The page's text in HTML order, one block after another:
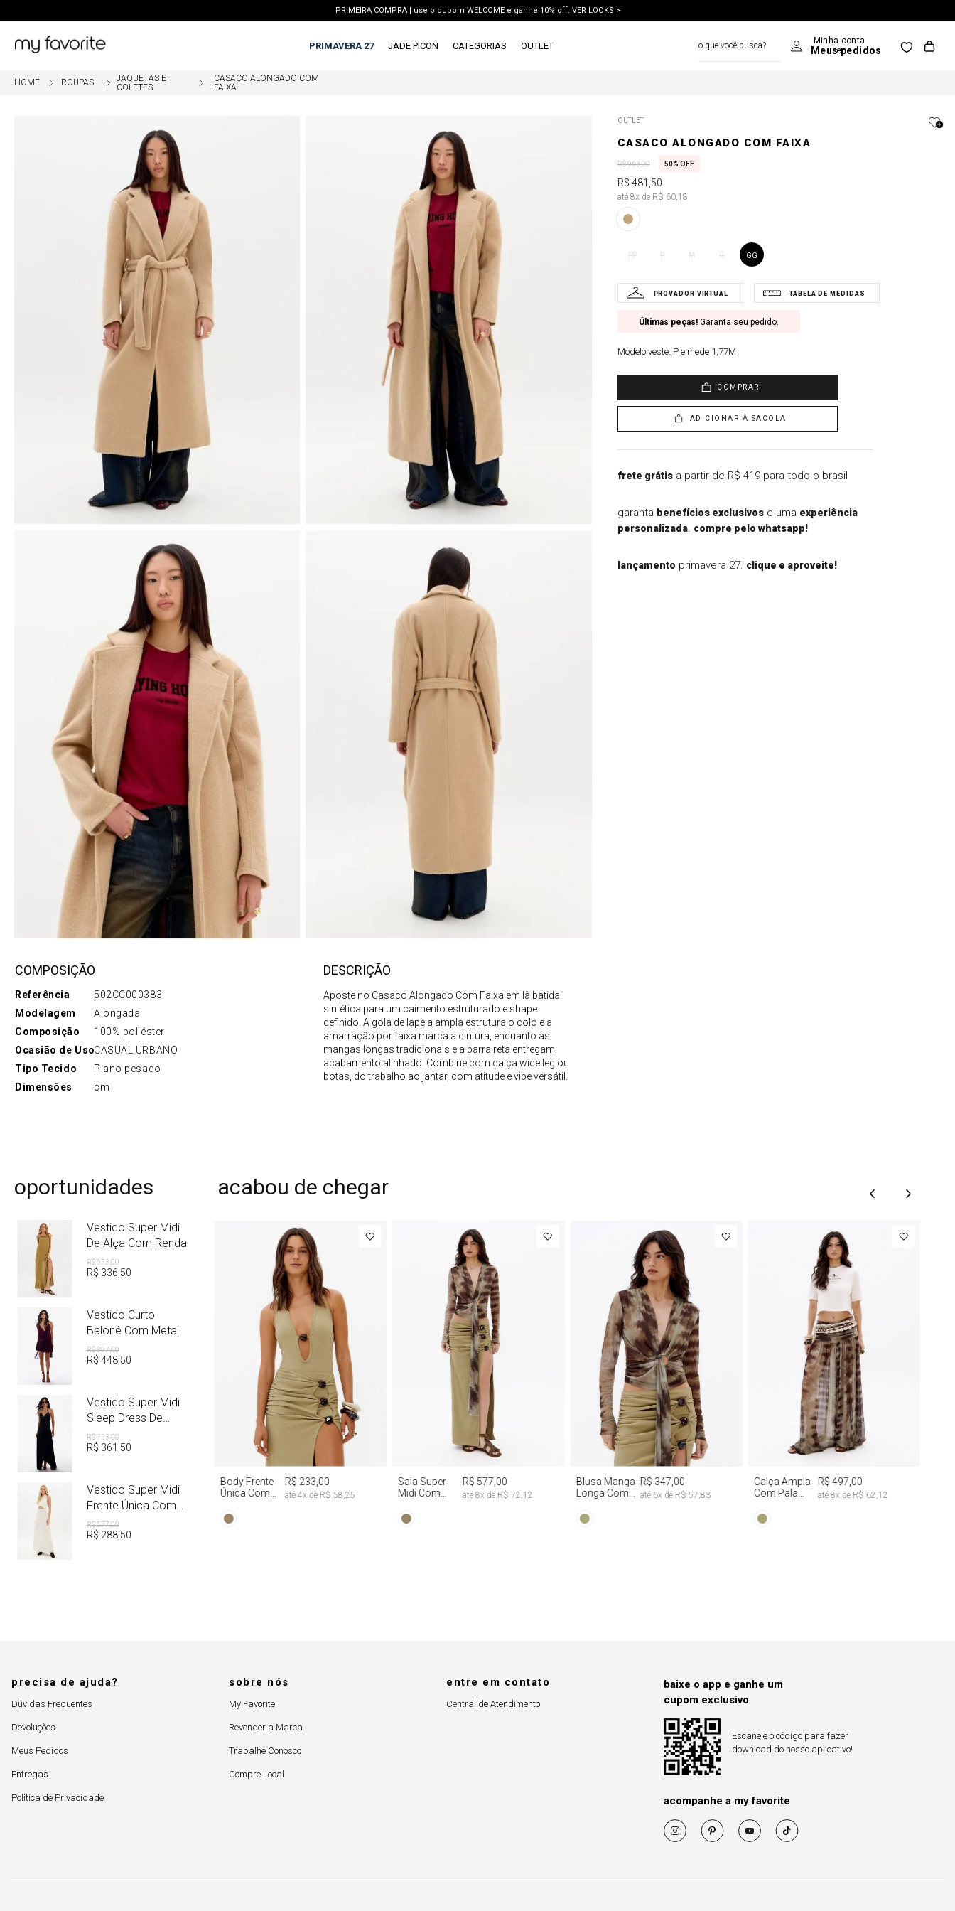
PRIMEIRA COMPRA | use o cupom WELCOME e ganhe 10% off. VER LOOKS >
PRIMAVERA 27 JADE PICON CATEGORIAS OUTLET
ROUPAS
JAQUETAS E
COLETES
CASACO ALONGADO COM
FAIXA
COMPOSIÇÃO
Referência
502CC000383
Modelagem
Alongada
Composição
100% poliéster
Ocasião de UsoCASUAL URBANO
Tipo Tecido
Plano pesado
Dimensões
cm
DESCRIÇÃO
Aposte no Casaco Alongado Com Faixa em lã batida
sintética para um caimento estruturado e shape
definido. A gola de lapela ampla estrutura o colo e a
amarração por faixa marca a cintura, enquanto as
mangas longas tradicionais e a barra reta entregam
acabamento alinhado. Combine com calça wide leg ou
botas, do trabalho ao jantar, com atitude e vibe versátil.
OUTLET
CASACO ALONGADO COM FAIXA
R$963,00 50% OFF
R$ 481 50
até 8x de R$ 60,18
PP P M G GG
Últimas peças! Garanta seu pedido.
Modelo veste: P e mede 1,77M
COMPRAR
ADICIONAR À SACOLA
frete grátisa partir de R$ 419 para todo o brasil
garanta benefícios exclusivose uma experiência
personalizada. compre pelo whatsapp!
lançamento primavera 27. clique e aproveite!
oportunidades
Vestido Super Midi
De Alça Com Renda
R$673,00
R$ 336 50
Vestido Curto
Balonê Com Metal
R$897,00
R$ 448, 50
Vestido Super Midi
Sleep Dress De
Cetim Com Metal
R$723,00
R$ 361 50
Vestido Super Midi
Frente Única Com
Linho
R$577,00
R$ 288, 50
acabou de chegar
Body Frente
Única Com
R$ 233,00
até 4x de R$ 58,25
M
Saia Super
Midi Com
Lateral
R$ 577,00
até 8x de R$ 72,12
PP M G
Blusa Manga
Longa Com
Dye
R$ 347,00
até 6x de R$ 57,83
G
Calça Ampla
Com Pala
Dye
R$ 497,00
até8x deR$ 62,12
precisa de ajuda?
Dúvidas Frequentes
Devoluções
Meus Pedidos
Entregas
Política de Privacidade
sobre nós
My Favorite
Revender a Marca
Trabalhe Conosco
Compre Local
entre em contato
Central de Atendimento
baixe o app e ganhe um
cupom exclusivo
Escaneie o código para fazer
download do nosso aplicativo!
acompanhe a my favorite
calca jeans
calca
saia
conjunto
short
blazer
jaqueta
macacao